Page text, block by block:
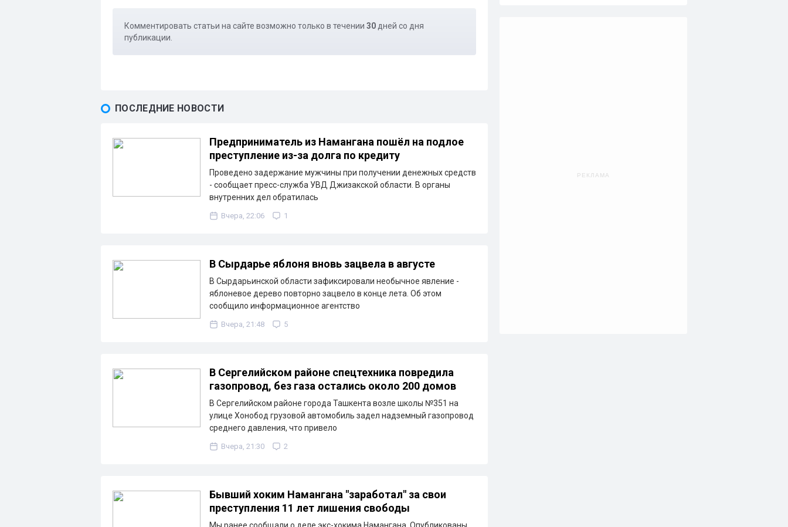
Комментировать статьи на сайте возможно только в течении 30 дней со дня
публикации.
ПОСЛЕДНИЕ НОВОСТИ
Предприниматель из Намангана пошёл на подлое
преступление из-за долга по кредиту
Проведено задержание мужчины при получении денежных средств
- сообщает пресс-служба УВД Джизакской области. В органы
внутренних дел обратилась
Вчера, 22:06 1
В Сырдарье яблоня вновь зацвела в августе
В Сырдарьинской области зафиксировали необычное явление -
яблоневое дерево повторно зацвело в конце лета. Об этом
сообщило информационное агентство
Вчера, 21:48 5
В Сергелийском районе спецтехника повредила
газопровод, без газа остались около 200 домов
В Сергелийском районе города Ташкента возле школы №351 на
улице Хонобод грузовой автомобиль задел надземный газопровод
среднего давления, что привело
Вчера, 21:30 2
Бывший хоким Намангана "заработал" за свои
преступления 11 лет лишения свободы